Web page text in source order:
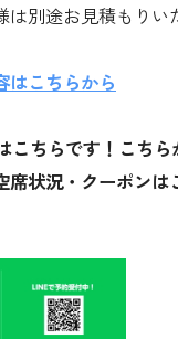
別途お見積もりい
はこちらから
こちらです！こちら
席状況・クーポン